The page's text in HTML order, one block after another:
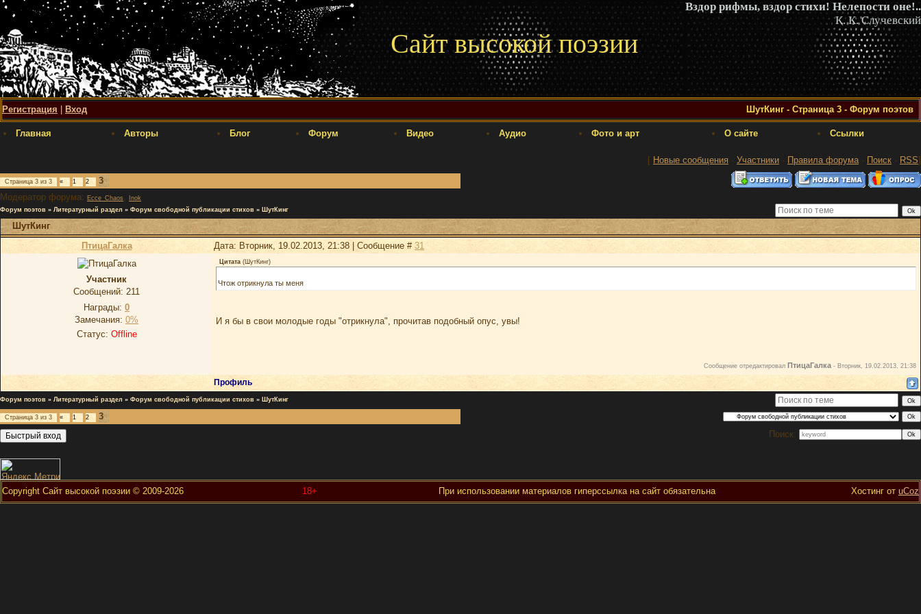
Вздор рифмы, вздор стихи! Нелепости оне!..
К. К. Случевский
Сайт высокой поэзии
Регистрация Вход ШутКинг - Страница 3 - Форум поэтов
Главная Авторы Блог Форум Видео Аудио Фото и арт О сайте Ссылки
[ Новые сообщения · Участники · Правила форума· Поиск · RSS]
Страница 3 из 3 « 1 2
3
Модератор форума: Ecce_Chaos ,
Inok
Форум поэтов » Литературный раздел » Форум свободной публикации стихов » ШутКинг
ШутКинг
ПтицаГалка
Дата: Вторник, 19.02.2013, 21:38 | Сообщение # 31
Участник
Сообщений: 211
Награды: 0
Замечания: 0%
Статус: Offline
Цитата (ШутКинг)
Чтож отрикнула ты меня
И я бы в свои молодые годы "отрикнула", прочитав подобный опус, увы!
Сообщение отредактировал ПтицаГалка - Вторник, 19.02.2013, 21:38
Профиль
Форум поэтов » Литературный раздел » Форум свободной публикации стихов » ШутКинг
Страница 3 из 3 « 1 2
3
Поиск:
Copyright Сайт высокой поэзии © 2009-2026 18+ При использовании материалов гиперссылка на сайт обязательна Хостинг от uCoz